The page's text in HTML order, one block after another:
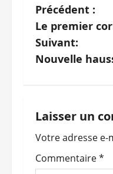
N
a
v
g
a
t
Précédent :
Le premier
Suivant:
Nouvelle
Laisser un
Votre adresse e-
Commentaire*